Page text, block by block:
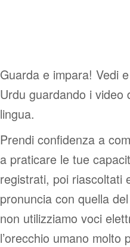
Guarda e impara! Vedi
Urdu guardando i video
lingua.
Prendi confidenza a
a praticare le tue
registrati, poi riascoltati
pronuncia con quella
non utilizziamo voci
l’orecchio umano molto